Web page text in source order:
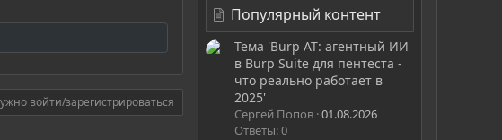
войти/зарегистрироваться
Популярный контент
Тема 'Burp AT: агентный ИИ
в Burp Suite для пентеста -
что реально работает в
2025'
Сергей Попов 01.08.2026
Ответы: 0